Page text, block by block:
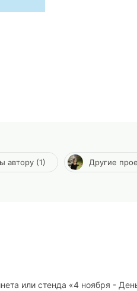
автору (1) Другие
или стенда «4 ноября -